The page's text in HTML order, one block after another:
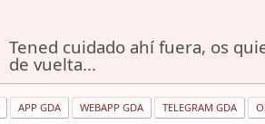
Tened cuidado ahí fuera, os
de vuelta...
APP GDA WEBAPP GDA TELEGRAM GDA